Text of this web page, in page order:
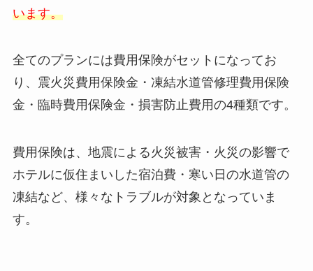
います。
全てのプランには費用保険がセットになってお
り、震⽕災費⽤保険⾦・凍結水道管修理費用保険
金・臨時費⽤保険⾦・損害防⽌費⽤の4種類です。
費用保険は、地震による火災被害・火災の影響で
ホテルに仮住まいした宿泊費・寒い日の水道管の
凍結など、様々なトラブルが対象となっていま
す。